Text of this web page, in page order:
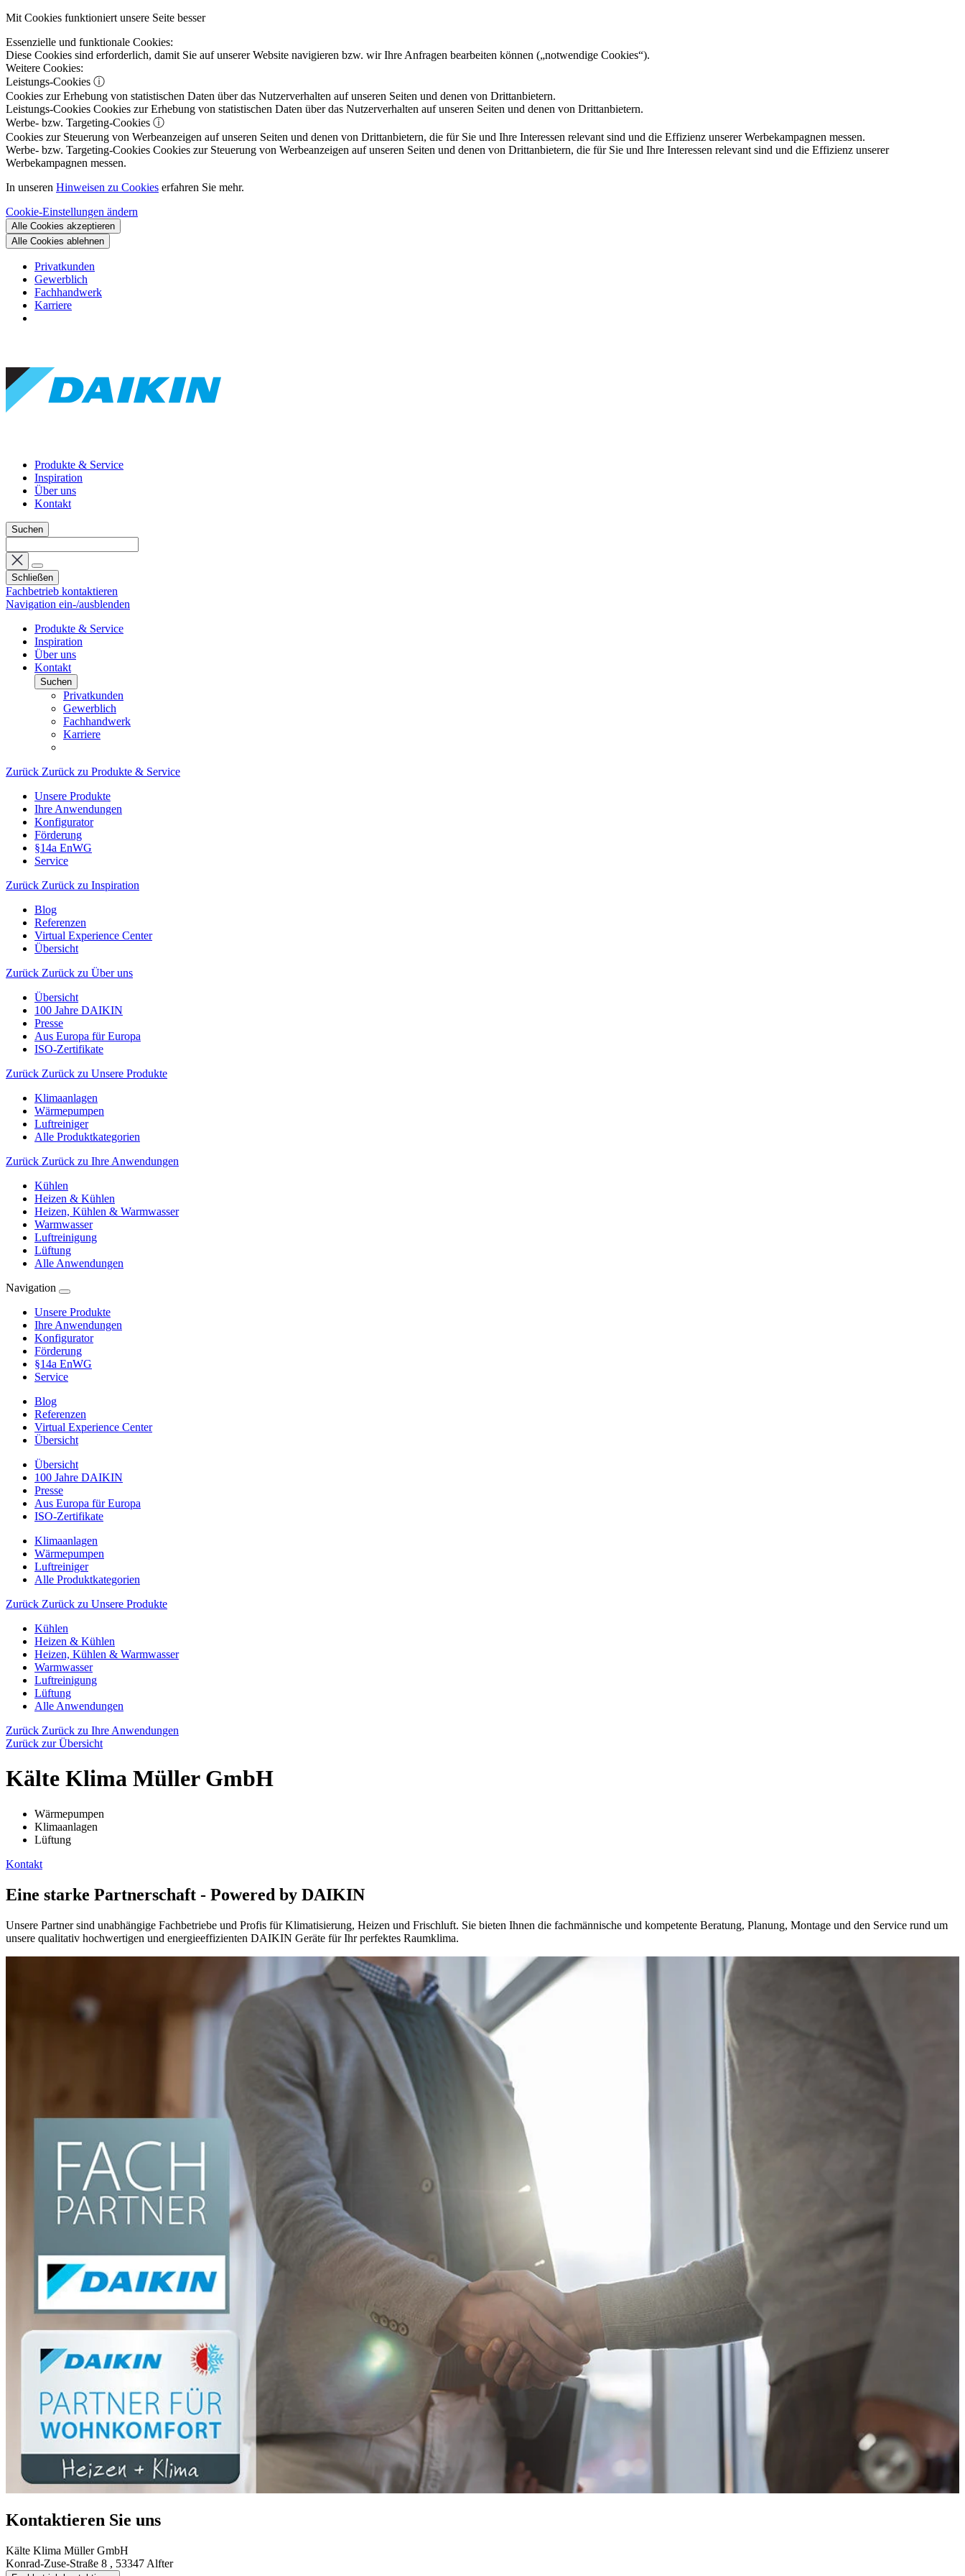
Mit Cookies funktioniert unsere Seite besser
Essenzielle und funktionale Cookies:
Diese Cookies sind erforderlich, damit Sie auf unserer Website navigieren bzw. wir Ihre Anfragen bearbeiten können („notwendige Cookies“).
Weitere Cookies:
Leistungs-Cookies ⓘ
Cookies zur Erhebung von statistischen Daten über das Nutzerverhalten auf unseren Seiten und denen von Drittanbietern.
Leistungs-Cookies Cookies zur Erhebung von statistischen Daten über das Nutzerverhalten auf unseren Seiten und denen von Drittanbietern.
Werbe- bzw. Targeting-Cookies ⓘ
Cookies zur Steuerung von Werbeanzeigen auf unseren Seiten und denen von Drittanbietern, die für Sie und Ihre Interessen relevant sind und die Effizienz unserer Werbekampagnen messen.
Werbe- bzw. Targeting-Cookies Cookies zur Steuerung von Werbeanzeigen auf unseren Seiten und denen von Drittanbietern, die für Sie und Ihre Interessen relevant sind und die Effizienz unserer
Werbekampagnen messen.
In unseren Hinweisen zu Cookies erfahren Sie mehr.
Cookie-Einstellungen ändern
Alle Cookies akzeptieren
Alle Cookies ablehnen
Privatkunden
Gewerblich
Fachhandwerk
Karriere
Produkte & Service
Inspiration
Über uns
Kontakt
Suchen
Schließen
Fachbetrieb kontaktieren
Navigation ein-/ausblenden
Produkte & Service
Inspiration
Über uns
Kontakt
Suchen
Privatkunden
Gewerblich
Fachhandwerk
Karriere
Zurück Zurück zu Produkte & Service
Unsere Produkte
Ihre Anwendungen
Konfigurator
Förderung
§14a EnWG
Service
Zurück Zurück zu Inspiration
Blog
Referenzen
Virtual Experience Center
Übersicht
Zurück Zurück zu Über uns
Übersicht
100 Jahre DAIKIN
Presse
Aus Europa für Europa
ISO-Zertifikate
Zurück Zurück zu Unsere Produkte
Klimaanlagen
Wärmepumpen
Luftreiniger
Alle Produktkategorien
Zurück Zurück zu Ihre Anwendungen
Kühlen
Heizen & Kühlen
Heizen, Kühlen & Warmwasser
Warmwasser
Luftreinigung
Lüftung
Alle Anwendungen
Navigation
Unsere Produkte
Ihre Anwendungen
Konfigurator
Förderung
§14a EnWG
Service
Blog
Referenzen
Virtual Experience Center
Übersicht
Übersicht
100 Jahre DAIKIN
Presse
Aus Europa für Europa
ISO-Zertifikate
Klimaanlagen
Wärmepumpen
Luftreiniger
Alle Produktkategorien
Zurück Zurück zu Unsere Produkte
Kühlen
Heizen & Kühlen
Heizen, Kühlen & Warmwasser
Warmwasser
Luftreinigung
Lüftung
Alle Anwendungen
Zurück Zurück zu Ihre Anwendungen
Zurück zur Übersicht
Kälte Klima Müller GmbH
Wärmepumpen
Klimaanlagen
Lüftung
Kontakt
Eine starke Partnerschaft - Powered by DAIKIN
Unsere Partner sind unabhängige Fachbetriebe und Profis für Klimatisierung, Heizen und Frischluft. Sie bieten Ihnen die fachmännische und kompetente Beratung, Planung, Montage und den Service rund um
unsere qualitativ hochwertigen und energieeffizienten DAIKIN Geräte für Ihr perfektes Raumklima.
Kontaktieren Sie uns
Kälte Klima Müller GmbH
Konrad-Zuse-Straße 8 , 53347 Alfter